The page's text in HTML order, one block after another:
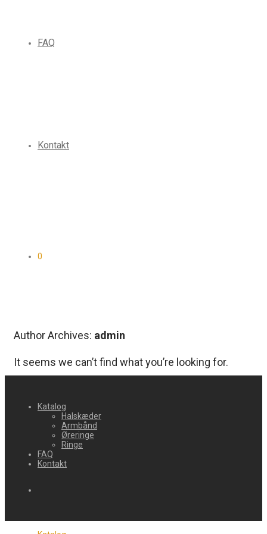
FAQ
Kontakt
0
Author Archives: admin
It seems we can’t find what you’re looking for.
Katalog
Halskæder
Armbånd
Øreringe
Ringe
FAQ
Kontakt